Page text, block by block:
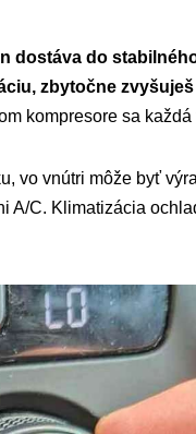
dostáva do
zbytočne
kompresore sa
vo vnútri môže byť
A/C. Klimatizácia